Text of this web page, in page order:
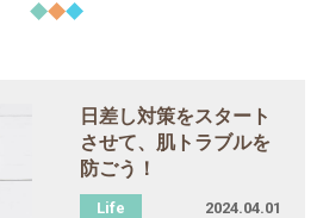
日差し対策をスタート
させて、肌トラブルを
防ごう！
2024.04.01